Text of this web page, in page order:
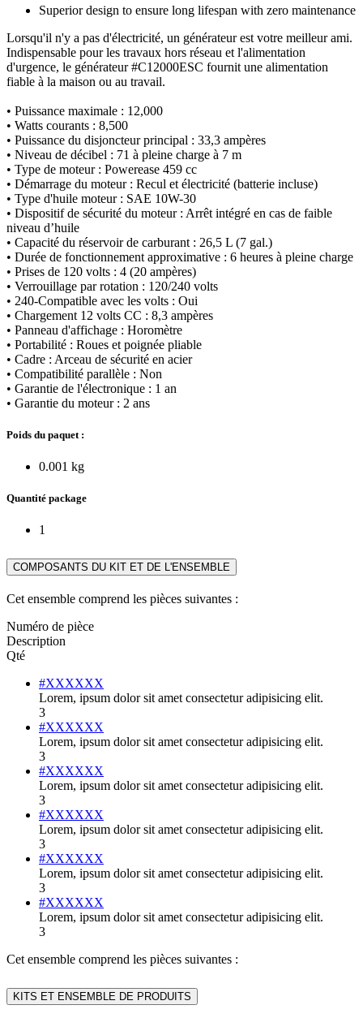
Superior design to ensure long lifespan with zero maintenance
Lorsqu'il n'y a pas d'électricité, un générateur est votre meilleur ami.
Indispensable pour les travaux hors réseau et l'alimentation
d'urgence, le générateur #C12000ESC fournit une alimentation
fiable à la maison ou au travail.
• Puissance maximale : 12,000
• Watts courants : 8,500
• Puissance du disjoncteur principal : 33,3 ampères
• Niveau de décibel : 71 à pleine charge à 7 m
• Type de moteur : Powerease 459 cc
• Démarrage du moteur : Recul et électricité (batterie incluse)
• Type d'huile moteur : SAE 10W-30
• Dispositif de sécurité du moteur : Arrêt intégré en cas de faible
niveau d’huile
• Capacité du réservoir de carburant : 26,5 L (7 gal.)
• Durée de fonctionnement approximative : 6 heures à pleine charge
• Prises de 120 volts : 4 (20 ampères)
• Verrouillage par rotation : 120/240 volts
• 240-Compatible avec les volts : Oui
• Chargement 12 volts CC : 8,3 ampères
• Panneau d'affichage : Horomètre
• Portabilité : Roues et poignée pliable
• Cadre : Arceau de sécurité en acier
• Compatibilité parallèle : Non
• Garantie de l'électronique : 1 an
• Garantie du moteur : 2 ans
Poids du paquet :
0.001 kg
Quantité package
1
COMPOSANTS DU KIT ET DE L'ENSEMBLE
Cet ensemble comprend les pièces suivantes :
Numéro de pièce
Description
Qté
#XXXXXX
Lorem, ipsum dolor sit amet consectetur adipisicing elit.
3
#XXXXXX
Lorem, ipsum dolor sit amet consectetur adipisicing elit.
3
#XXXXXX
Lorem, ipsum dolor sit amet consectetur adipisicing elit.
3
#XXXXXX
Lorem, ipsum dolor sit amet consectetur adipisicing elit.
3
#XXXXXX
Lorem, ipsum dolor sit amet consectetur adipisicing elit.
3
#XXXXXX
Lorem, ipsum dolor sit amet consectetur adipisicing elit.
3
Cet ensemble comprend les pièces suivantes :
KITS ET ENSEMBLE DE PRODUITS